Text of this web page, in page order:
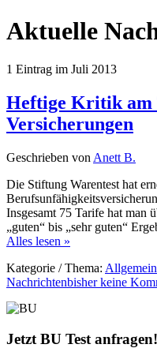
Aktuelle
1 Eintrag im Juli 2013
Heftige Kritik am
Versicherungen
Geschrieben von Anett B.
Die Stiftung Warentest hat
Insgesamt 75 Tarife hat man
„guten“ bis „sehr guten“
Alles lesen »
Kategorie / Thema: Allgemein
Nachrichtenbisher keine
Jetzt BU Test anfragen!